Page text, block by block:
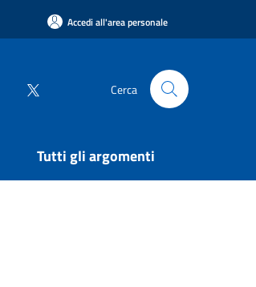
Accedi all'area personale
Cerca
Tutti gli argomenti